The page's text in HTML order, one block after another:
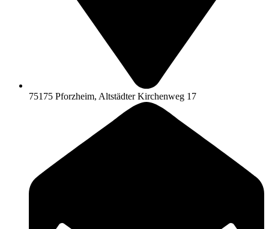
75175 Pforzheim, Altstädter Kirchenweg 17